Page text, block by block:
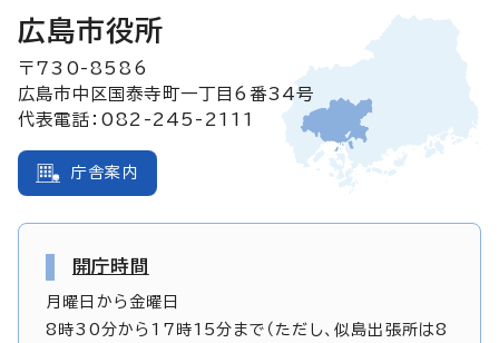
広島市役所
〒730-8586
広島市中区国泰寺町一丁目6番34号
代表電話：082-245-2111
庁舎案内
開庁時間
月曜日から金曜日
8時30分から17時15分まで（ただし、似島出張所は8